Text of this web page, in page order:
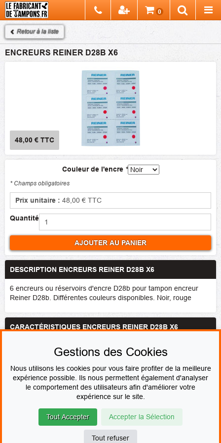
Retour à la liste
ENCREURS REINER D28B X6
48,00 € TTC
Couleur de l'encre *
* Champs obligatoires
Prix unitaire : 48,00 € TTC
Quantité
AJOUTER AU PANIER
DESCRIPTION ENCREURS REINER D28B X6
6 encreurs ou réservoirs d'encre D28b pour tampon encreur
Reiner D28b. Différentes couleurs disponibles. Noir, rouge
CARACTÉRISTIQUES ENCREURS REINER D28B X6
Couleur de l'encre
Noir,Rouge
PAIEMENT SÉCURISÉ
© Le fabricant de Tampons Contact
Mentions légales
Devenir revendeur
Gestions des Cookies
Nous utilisons les cookies pour vous faire profiter de la meilleure
expérience possible. Ils nous permettent également d'analyser
le comportement des utilisateurs afin d'améliorer votre
expérience sur le site.
Tout Accepter Accepter la Sélection
Tout refuser
0
Chercher